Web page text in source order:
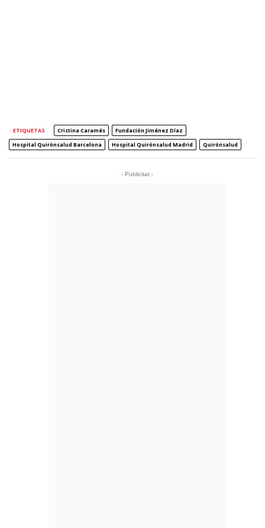
ETIQUETAS Cristina Caramés
Fundación Jiménez Díaz
Hospital Quirónsalud Barcelona
Hospital Quirónsalud Madrid Quirónsalud
- Publicitat -